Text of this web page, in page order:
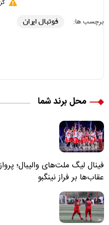
برچسب ها: فوتبال ایران
محل برند شما
فینال لیگ ملت‌های والیبال؛ پرواز
عقاب‌ها بر فراز نینگبو